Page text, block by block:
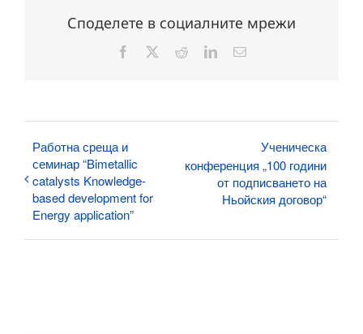
Споделете в социалните мрежи
Facebook RedditLinkedInЕлектронна
Работна среща и
семинар “Bimetallic
catalysts Knowledge-
based development for
Energy application”
Ученическа
конференция „100 години
от подписването на
Ньойския договор“